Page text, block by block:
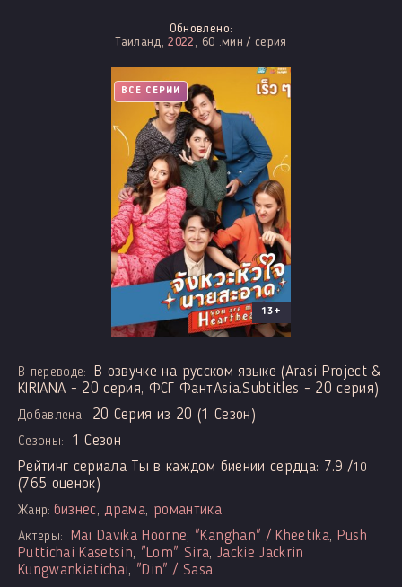
Обновлено:
Таиланд,2022 , 60 .мин / серия
ВСЕ СЕРИИ
13+
В переводе:
В озвучке на русском языке (Arasi Project &
KIRIANA - 20 серия, ФСГ ФантAsia.Subtitles - 20 серия)
Добавлена: 20 Серия из 20 (1 Сезон)
Сезоны:
1 Сезон
Рейтинг сериала Ты в каждом биении сердца: 7.9 /10
(765 оценок)
Жанр: бизнес, драма, романтика
Актеры: Mai Davika Hoorne, "Kanghan" / Kheetika, Push
Puttichai Kasetsin, "Lom" Sira, Jackie Jackrin
Kungwankiatichai, "Din" / Sasa